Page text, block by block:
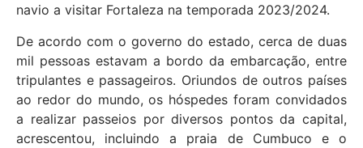
navio a visitar Fortaleza na temporada 2023/2024.
De acordo com o governo do estado, cerca de duas
mil pessoas estavam a bordo da embarcação, entre
tripulantes e passageiros. Oriundos de outros países
ao redor do mundo, os hóspedes foram convidados
a realizar passeios por diversos pontos da capital,
acrescentou, incluindo a praia de Cumbuco e o